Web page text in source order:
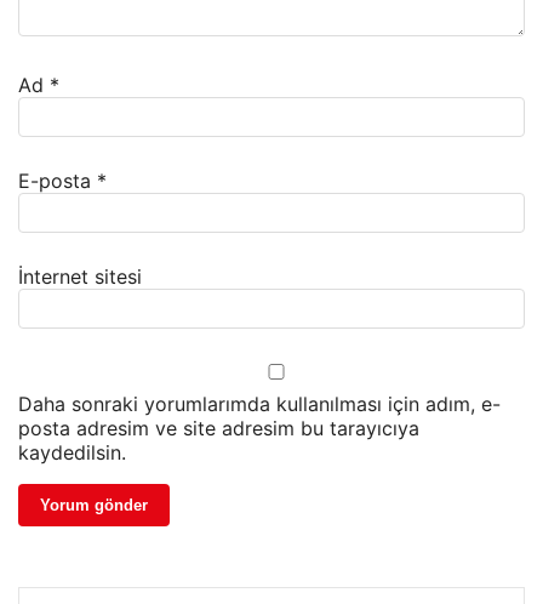
Ad *
E-posta *
İnternet sitesi
Daha sonraki yorumlarımda kullanılması için adım, e-
posta adresim ve site adresim bu tarayıcıya
kaydedilsin.